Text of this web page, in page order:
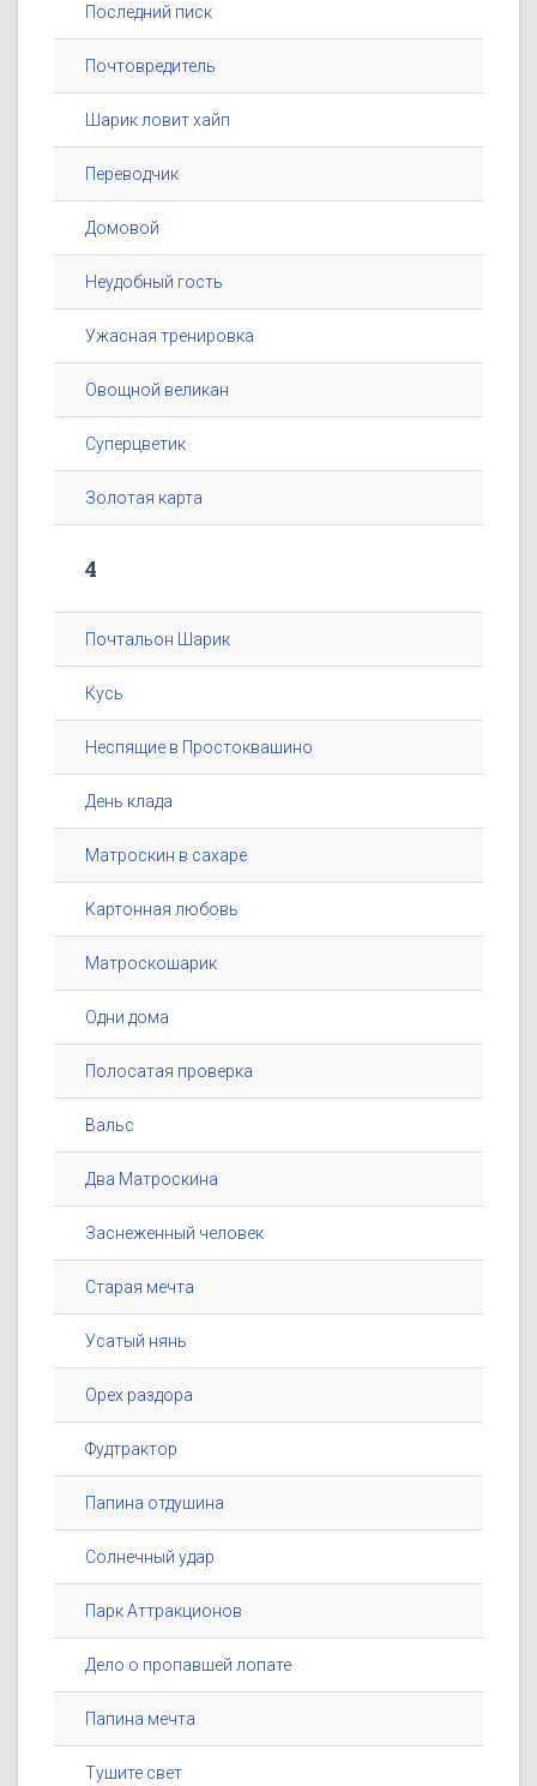
Последний писк
Почтовредитель
Шарик ловит хайп
Переводчик
Домовой
Неудобный гость
Ужасная тренировка
Овощной великан
Суперцветик
Золотая карта
4
Почтальон Шарик
Кусь
Неспящие в Простоквашино
День клада
Матроскин в сахаре
Картонная любовь
Матроскошарик
Одни дома
Полосатая проверка
Вальс
Два Матроскина
Заснеженный человек
Старая мечта
Усатый нянь
Орех раздора
Фудтрактор
Папина отдушина
Солнечный удар
Парк Аттракционов
Дело о пропавшей лопате
Папина мечта
Тушите свет